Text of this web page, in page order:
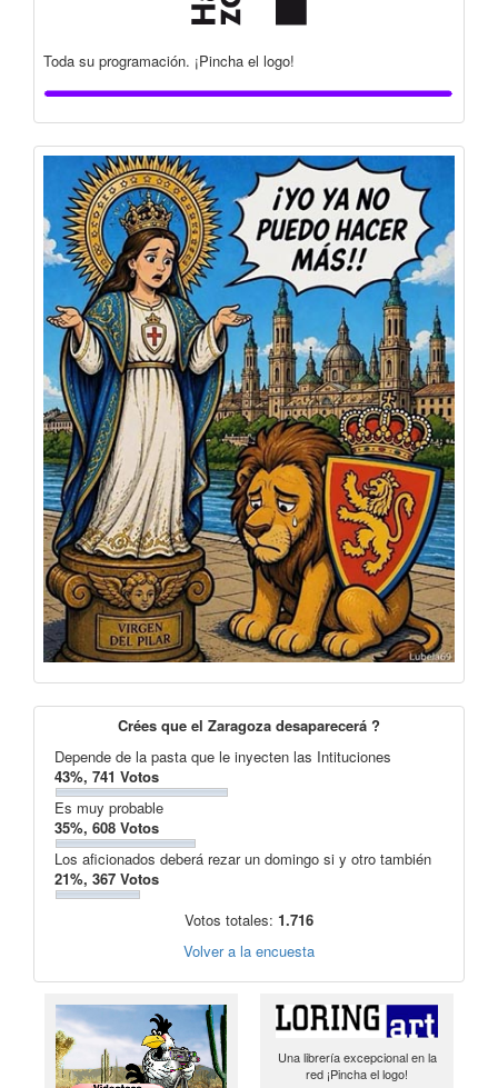
Toda su programación. ¡Pincha el logo!
Crées que el Zaragoza desaparecerá ?
Depende de la pasta que le inyecten las Intituciones
43%, 741 Votos
Es muy probable
35%, 608 Votos
Los aficionados deberá rezar un domingo si y otro también
21%, 367 Votos
Votos totales: 1.716
Volver a la encuesta
Una librería excepcional en la
red ¡Pincha el logo!